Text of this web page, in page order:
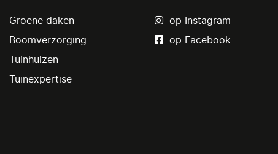
Groene daken
Boomverzorging
Tuinhuizen
Tuinexpertise
op Instagram
op Facebook